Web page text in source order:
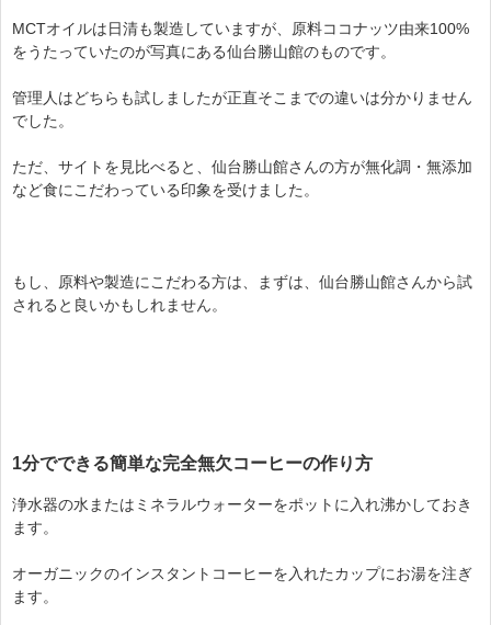
MCTオイルは日清も製造していますが、原料ココナッツ由来100%
をうたっていたのが写真にある仙台勝山館のものです。
管理人はどちらも試しましたが正直そこまでの違いは分かりません
でした。
ただ、サイトを見比べると、仙台勝山館さんの方が無化調・無添加
など食にこだわっている印象を受けました。
もし、原料や製造にこだわる方は、まずは、仙台勝山館さんから試
されると良いかもしれません。
1分でできる簡単な完全無欠コーヒーの作り方
浄水器の水またはミネラルウォーターをポットに入れ沸かしておき
ます。
オーガニックのインスタントコーヒーを入れたカップにお湯を注ぎ
ます。